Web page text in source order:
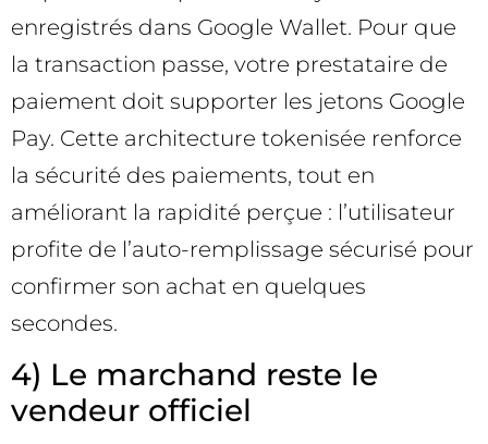
enregistrés dans Google Wallet. Pour que
la transaction passe, votre prestataire de
paiement doit supporter les jetons Google
Pay. Cette architecture tokenisée renforce
la sécurité des paiements, tout en
améliorant la rapidité perçue : l’utilisateur
profite de l’auto-remplissage sécurisé pour
confirmer son achat en quelques
secondes.
4) Le marchand reste le
vendeur officiel